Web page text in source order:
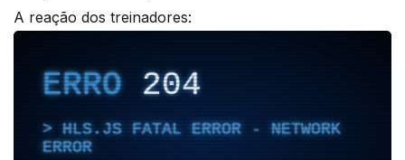
A reação dos treinadores: